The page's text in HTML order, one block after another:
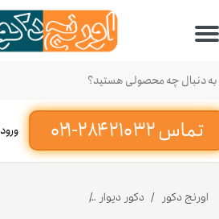
تماس ۳۲ ۲۱۰ ۲۸۴-۰۲۱‌ ورود
حساب کاربری من
تغییر گذر واژه
سفارشات
خروج از حساب کاربری
اورنج دکور دکور دیوار